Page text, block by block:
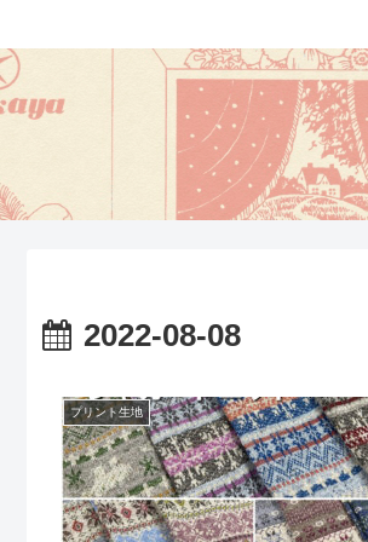
2022-08-08
プリント生地